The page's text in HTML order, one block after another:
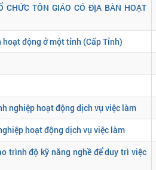
CHỨC TÔN GIÁO CÓ ĐỊA BÀN HOẠT
động ở một tỉnh (Cấp Tỉnh)
nghiệp hoạt động dịch vụ việc làm
hoạt động dịch vụ việc làm
trình độ kỹ năng nghề để duy trì việc